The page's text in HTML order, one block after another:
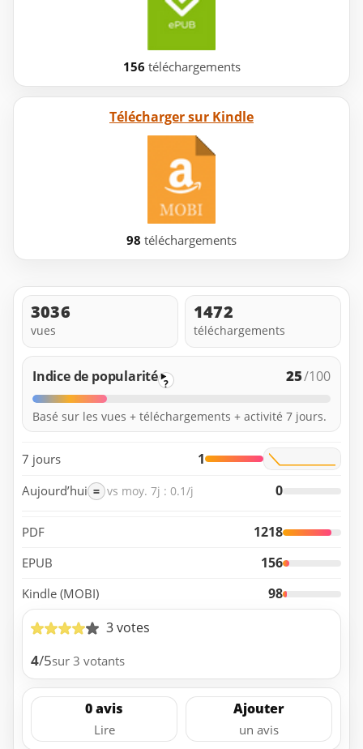
156 téléchargements
Télécharger sur Kindle
98 téléchargements
3036
vues
1472
téléchargements
Indice de popularité ? 25/100
Basé sur les vues + téléchargements + activité 7 jours.
7 jours 1
Aujourd’hui = vs moy. 7j : 0.1/j 0
PDF 1218
EPUB 156
Kindle (MOBI)
98
3 votes
4/5sur 3 votants
0 avis
Lire
Ajouter
un avis